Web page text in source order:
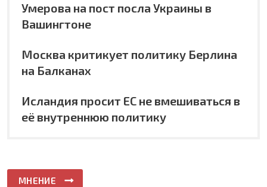
Умерова на пост посла Украины в
Вашингтоне
Москва критикует политику Берлина
на Балканах
Исландия просит ЕС не вмешиваться в
её внутреннюю политику
МНЕНИЕ